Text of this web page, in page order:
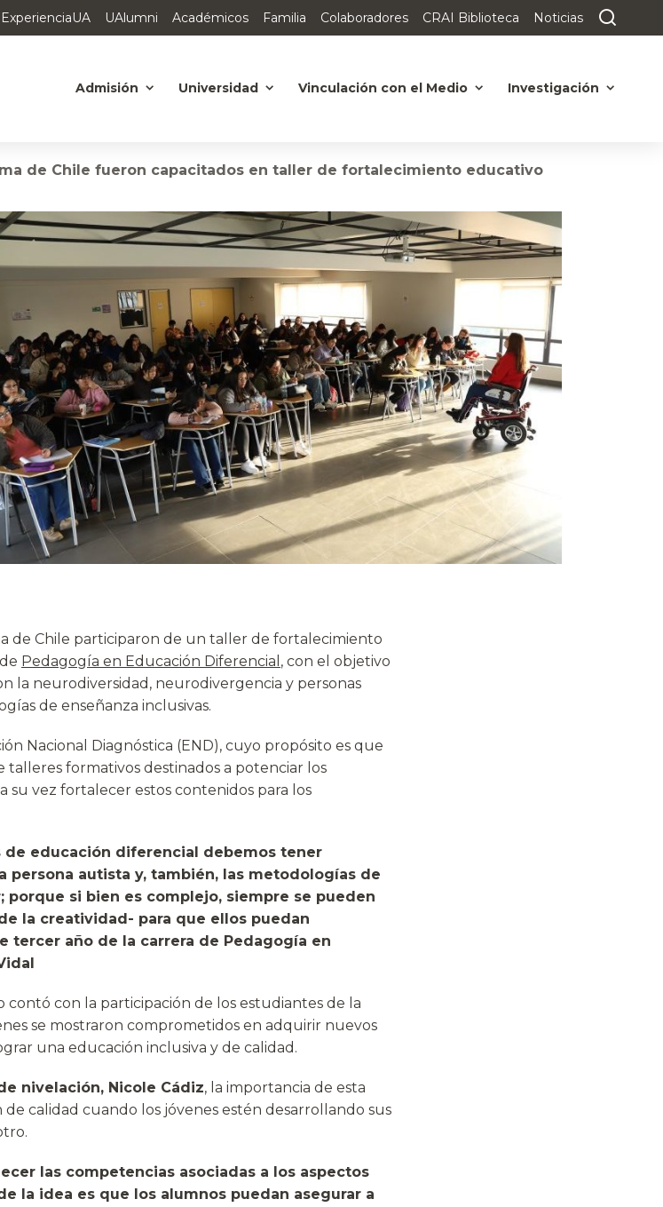
ExperienciaUA UAlumni Académicos Familia Colaboradores CRAI Biblioteca Noticias
Admisión Universidad Vinculación con el Medio Investigación
de Chile fueron capacitados en taller de fortalecimiento educativo
de Chile participaron de un taller de fortalecimiento
Pedagogía en Educación Diferencial , con el objetivo
la neurodiversidad, neurodivergencia y personas
de enseñanza inclusivas.
Nacional Diagnóstica (END), cuyo propósito es que
talleres formativos destinados a potenciar los
su vez fortalecer estos contenidos para los
de educación diferencial debemos tener
persona autista y, también, las metodologías de
porque si bien es complejo, siempre se pueden
la creatividad- para que ellos puedan
tercer año de la carrera de Pedagogía en
con la participación de los estudiantes de la
se mostraron comprometidos en adquirir nuevos
una educación inclusiva y de calidad.
nivelación, Nicole Cádiz, la importancia de esta
calidad cuando los jóvenes estén desarrollando sus
las competencias asociadas a los aspectos
la idea es que los alumnos puedan asegurar a